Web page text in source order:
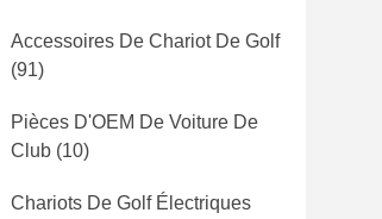
Accessoires De Chariot De Golf
(91)
Pièces D'OEM De Voiture De
Club (10)
Chariots De Golf Électriques